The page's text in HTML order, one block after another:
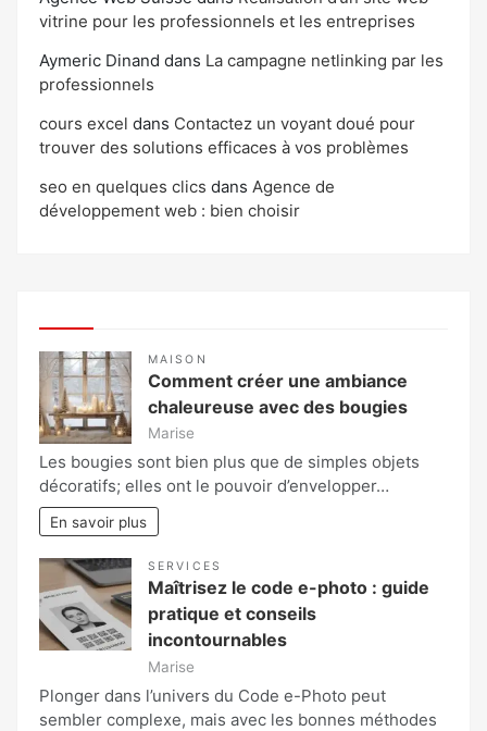
vitrine pour les professionnels et les entreprises
Aymeric Dinand dans La campagne netlinking par les
professionnels
cours excel dans Contactez un voyant doué pour
trouver des solutions efficaces à vos problèmes
seo en quelques clics dans Agence de
développement web : bien choisir
MAISON
Comment créer une ambiance
chaleureuse avec des bougies
Marise
Les bougies sont bien plus que de simples objets
décoratifs; elles ont le pouvoir d’envelopper…
En savoir plus
SERVICES
Maîtrisez le code e-photo : guide
pratique et conseils
incontournables
Marise
Plonger dans l’univers du Code e-Photo peut
sembler complexe, mais avec les bonnes méthodes